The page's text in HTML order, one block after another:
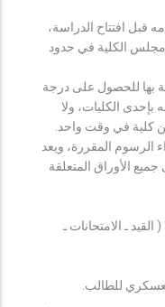
قبل افتتاح الدراسة،
مجلس الكلية في حدود
بها للحصول على درجة
بإحدى الكليات، ولا
كلية في وقت واحد.
الرسوم المقررة، ويعد
الأوراق المتعلقة
ـ الامتحانات ـ
للطالب.